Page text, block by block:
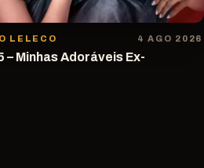
LELECO 4 AGO 2026
Minhas Adoráveis Ex-